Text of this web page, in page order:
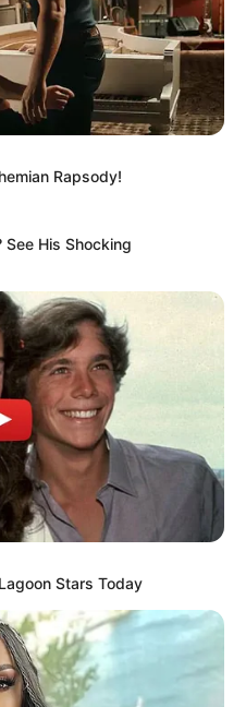
Rapsody!
See His Shocking
Stars Today